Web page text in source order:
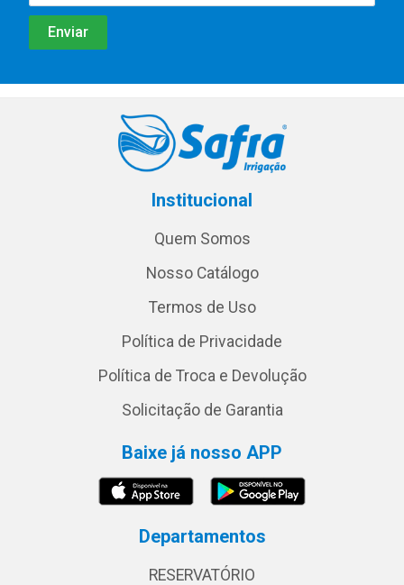
Institucional
Quem Somos
Nosso Catálogo
Termos de Uso
Política de Privacidade
Política de Troca e Devolução
Solicitação de Garantia
Baixe já nosso APP
Departamentos
RESERVATÓRIO